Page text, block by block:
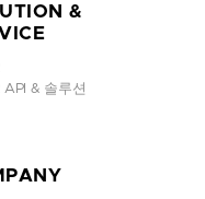
말하면 비밀번호를 대체
트, 앱 등 여러 군데에
고, 온리팬즈(OnlyFan
. 내부적인 활용을 위해
추세다.
창립자 빈센트 델리츠
&
API & 솔루션